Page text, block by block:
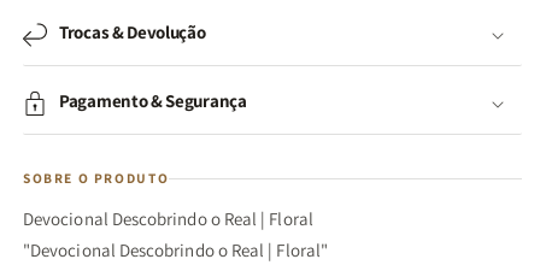
Trocas & Devolução
Pagamento & Segurança
SOBRE O PRODUTO
Devocional Descobrindo o Real | Floral
"Devocional Descobrindo o Real | Floral"